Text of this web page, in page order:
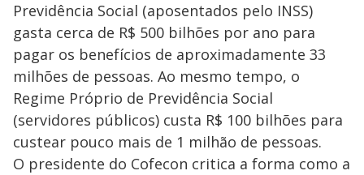
Previdência Social (aposentados pelo INSS)
gasta cerca de R$ 500 bilhões por ano para
pagar os benefícios de aproximadamente 33
milhões de pessoas. Ao mesmo tempo, o
Regime Próprio de Previdência Social
(servidores públicos) custa R$ 100 bilhões para
custear pouco mais de 1 milhão de pessoas.
O presidente do Cofecon critica a forma como a